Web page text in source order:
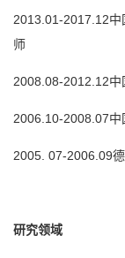
2013.01-2017.12中
师
2008.08-2012.12中
2006.10-2008.07中
2005. 07-2006.09
研究领域